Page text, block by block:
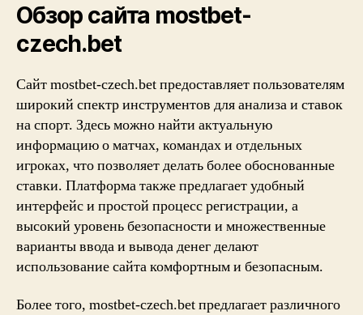
Обзор сайта mostbet-
czech.bet
Сайт mostbet-czech.bet предоставляет пользователям
широкий спектр инструментов для анализа и ставок
на спорт. Здесь можно найти актуальную
информацию о матчах, командах и отдельных
игроках, что позволяет делать более обоснованные
ставки. Платформа также предлагает удобный
интерфейс и простой процесс регистрации, а
высокий уровень безопасности и множественные
варианты ввода и вывода денег делают
использование сайта комфортным и безопасным.
Более того, mostbet-czech.bet предлагает различного